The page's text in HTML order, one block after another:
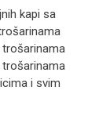
kapi sa
trošarinama
trošarinama
i svim